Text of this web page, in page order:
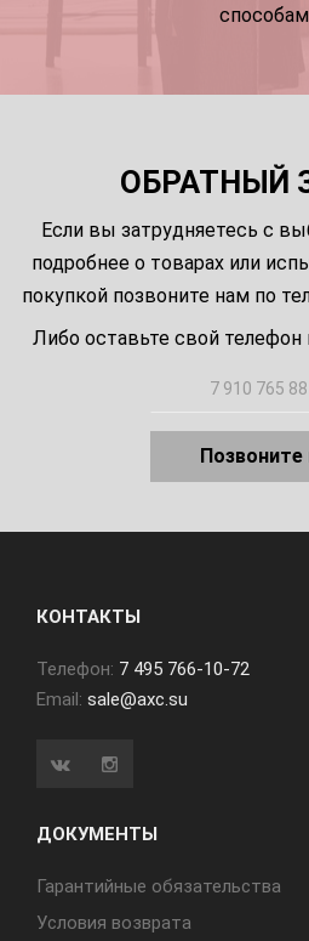
ОБРАТНЫЙ
Если вы затрудняетесь с
подробнее о товарах или
покупкой позвоните нам по
Либо оставьте свой
КОНТАКТЫ
Телефон: 7 495 766-10-72
Email: sale@axc.su
ДОКУМЕНТЫ
Гарантийные обязательства
Условия возврата